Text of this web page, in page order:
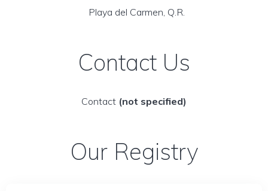
Playa del Carmen, Q.R.
Contact Us
Contact (not specified)
Our Registry